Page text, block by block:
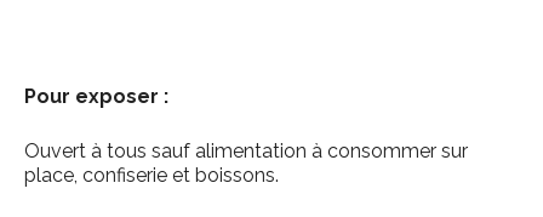
Pour exposer :
Ouvert à tous sauf alimentation à consommer sur
place, confiserie et boissons.